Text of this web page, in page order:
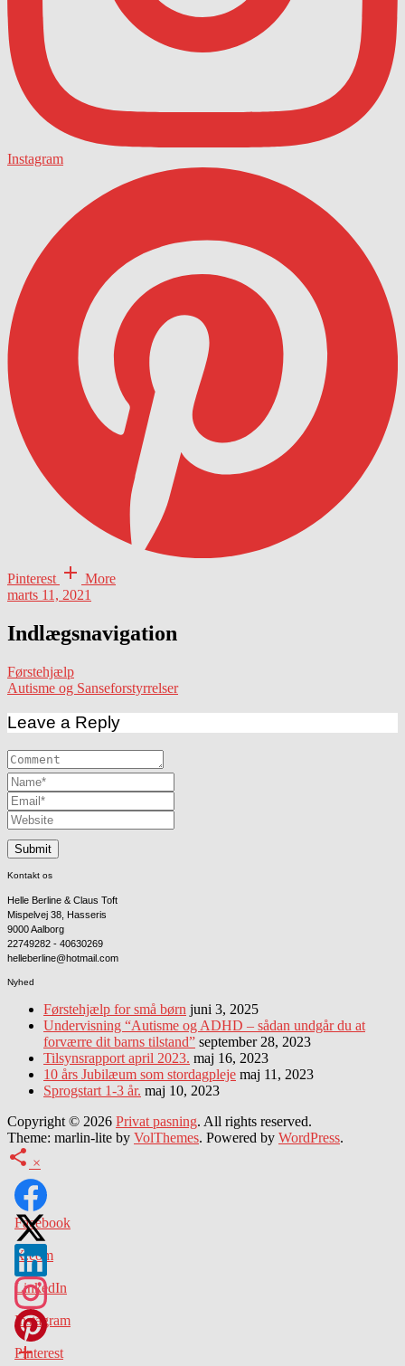
Instagram
Pinterest
More
marts 11, 2021
Indlægsnavigation
Førstehjælp
Autisme og Sanseforstyrrelser
Leave a Reply
Kontakt os
Helle Berline & Claus Toft
Mispelvej 38, Hasseris
9000 Aalborg
22749282 - 40630269
helleberline@hotmail.com
Nyhed
Førstehjælp for små børn juni 3, 2025
Undervisning “Autisme og ADHD – sådan undgår du at
forværre dit barns tilstand” september 28, 2023
Tilsynsrapport april 2023. maj 16, 2023
10 års Jubilæum som stordagpleje maj 11, 2023
Sprogstart 1-3 år. maj 10, 2023
Copyright © 2026 Privat pasning. All rights reserved.
Theme: marlin-lite by VolThemes. Powered by WordPress.
×
Facebook
X.com
LinkedIn
Instagram
Pinterest